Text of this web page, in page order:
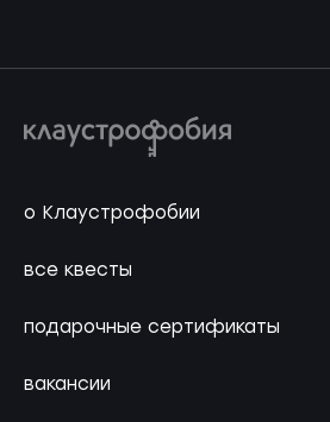
о Клаустрофобии
все квесты
подарочные сертификаты
вакансии